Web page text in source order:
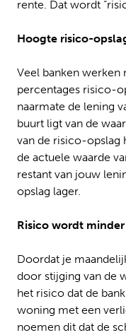
rente. Dat wordt
Hoogte risico-
Veel banken werken
percentages risico-
naarmate de lening
buurt ligt van de
van de risico-opslag
de actuele waarde
restant van jouw
opslag lager.
Risico wordt
Doordat je
door stijging van de
het risico dat de
woning met een
noemen dit dat de